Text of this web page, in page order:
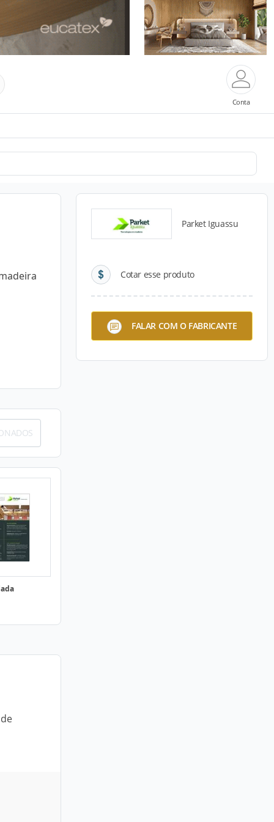
Conta
Parket Iguassu
Cotar esse produto
FALAR COM O FABRICANTE